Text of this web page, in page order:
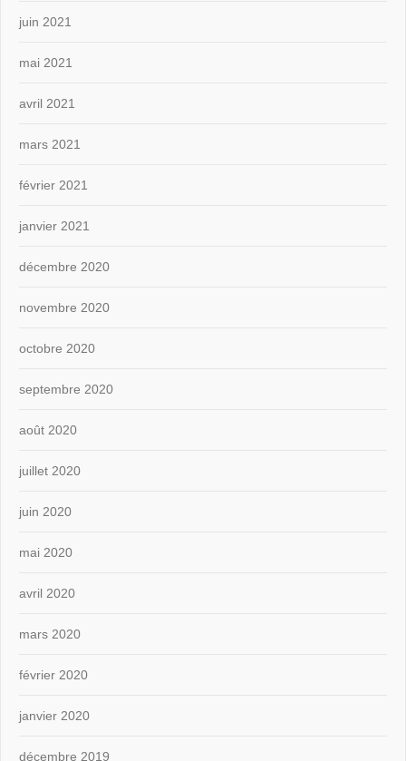
juin 2021
mai 2021
avril 2021
mars 2021
février 2021
janvier 2021
décembre 2020
novembre 2020
octobre 2020
septembre 2020
août 2020
juillet 2020
juin 2020
mai 2020
avril 2020
mars 2020
février 2020
janvier 2020
décembre 2019